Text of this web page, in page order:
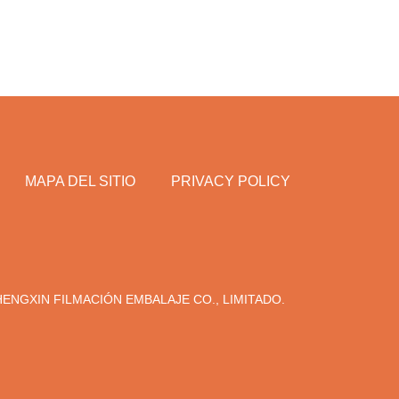
MAPA DEL SITIO PRIVACY POLICY
FILMACIÓN EMBALAJE CO., LIMITADO.